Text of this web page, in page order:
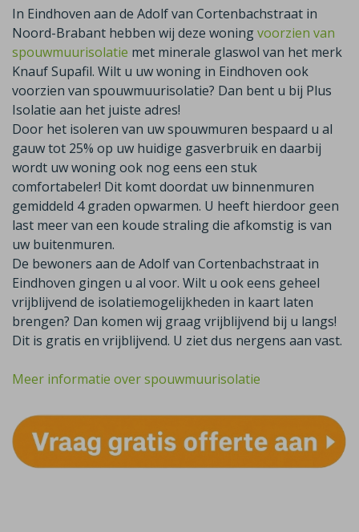
In Eindhoven aan de Adolf van Cortenbachstraat in
Noord-Brabant hebben wij deze woningvoorzien van
spouwmuurisolatie met minerale glaswol van het merk
Knauf Supafil. Wilt u uw woning in Eindhoven ook
voorzien van spouwmuurisolatie? Dan bent u bij Plus
Isolatie aan het juiste adres!
Door het isoleren van uw spouwmuren bespaard u al
gauw tot 25% op uw huidige gasverbruik en daarbij
wordt uw woning ook nog eens een stuk
comfortabeler! Dit komt doordat uw binnenmuren
gemiddeld 4 graden opwarmen. U heeft hierdoor geen
last meer van een koude straling die afkomstig is van
uw buitenmuren.
De bewoners aan de Adolf van Cortenbachstraat in
Eindhoven gingen u al voor. Wilt u ook eens geheel
vrijblijvend de isolatiemogelijkheden in kaart laten
brengen? Dan komen wij graag vrijblijvend bij u langs!
Dit is gratis en vrijblijvend. U ziet dus nergens aan vast.
Meer informatie over spouwmuurisolatie